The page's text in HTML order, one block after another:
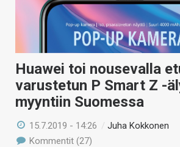
Huawei toi nousevalla
varustetun P Smart Z -
myyntiin Suomessa
15.7.2019 - 14:26 /Juha Kokkonen
Kommentit (27)